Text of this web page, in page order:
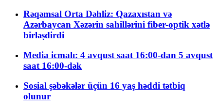
Rəqəmsal Orta Dəhliz: Qazaxıstan və
Azərbaycan Xəzərin sahillərini fiber-optik xətlə
birləşdirdi
Media icmalı: 4 avqust saat 16:00-dan 5 avqust
saat 16:00-dək
Sosial şəbəkələr üçün 16 yaş həddi tətbiq
olunur